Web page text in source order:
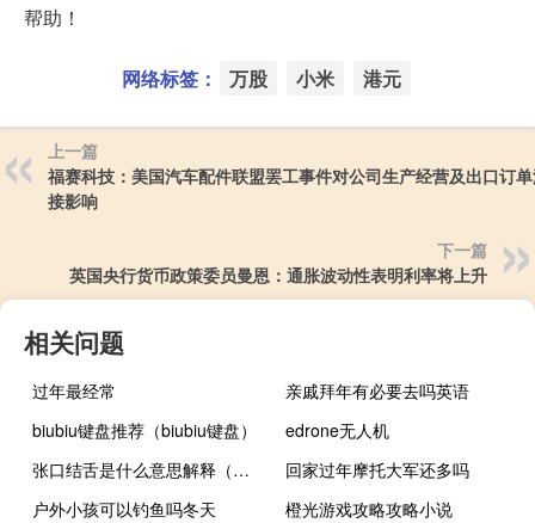
帮助！
网络标签： 万股 小米 港元
上一篇
福赛科技：美国汽车配件联盟罢工事件对公司生产经营及出口订
接影响
下一篇
英国央行货币政策委员曼恩：通胀波动性表明利率将上升
相关问题
过年最经常
亲戚拜年有必要去吗英语
biubiu键盘推荐（biubiu键盘）
edrone无人机
张口结舌是什么意思解释（张口结舌是什么意思）
回家过年摩托大军还多吗
户外小孩可以钓鱼吗冬天
橙光游戏攻略攻略小说